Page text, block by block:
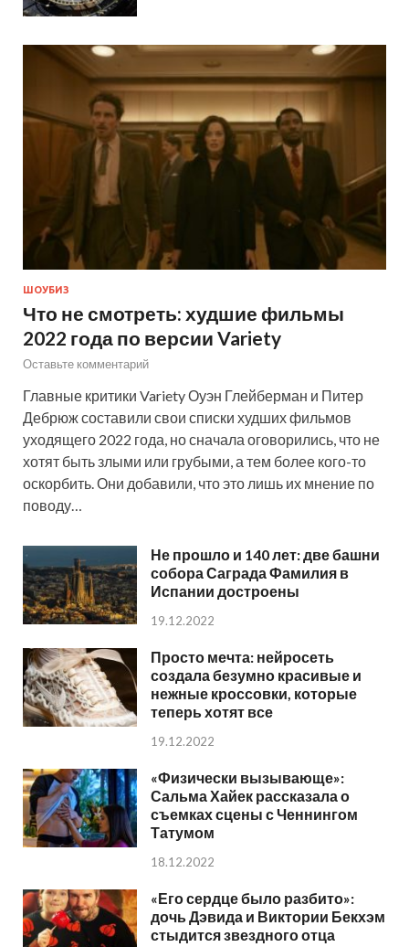
ШОУБИЗ
Что не смотреть: худшие фильмы
2022 года по версии Variety
Оставьте комментарий
Главные критики Variety Оуэн Глейберман и Питер
Дебрюж составили свои списки худших фильмов
уходящего 2022 года, но сначала оговорились, что не
хотят быть злыми или грубыми, а тем более кого-то
оскорбить. Они добавили, что это лишь их мнение по
поводу…
Не прошло и 140 лет: две башни
собора Саграда Фамилия в
Испании достроены
19.12.2022
Просто мечта: нейросеть
создала безумно красивые и
нежные кроссовки, которые
теперь хотят все
19.12.2022
«Физически вызывающе»:
Сальма Хайек рассказала о
съемках сцены с Ченнингом
Татумом
18.12.2022
«Его сердце было разбито»:
дочь Дэвида и Виктории Бекхэм
стыдится звездного отца